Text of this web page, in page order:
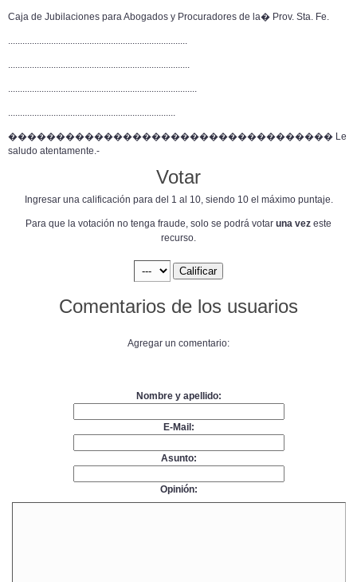
Caja de Jubilaciones para Abogados y Procuradores de la� Prov. Sta. Fe.
...........................................................................
............................................................................
...............................................................................
......................................................................
���������������������������������� Le
saludo atentamente.-
Votar
Ingresar una calificación para del 1 al 10, siendo 10 el máximo puntaje.
Para que la votación no tenga fraude, solo se podrá votar una vez este
recurso.
Comentarios de los usuarios
Agregar un comentario:
Nombre y apellido:
E-Mail:
Asunto:
Opinión: